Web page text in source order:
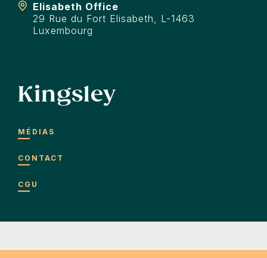
Elisabeth Office
29 Rue du Fort Elisabeth, L-1463
Luxembourg
Kingsley
MÉDIAS
CONTACT
CGU